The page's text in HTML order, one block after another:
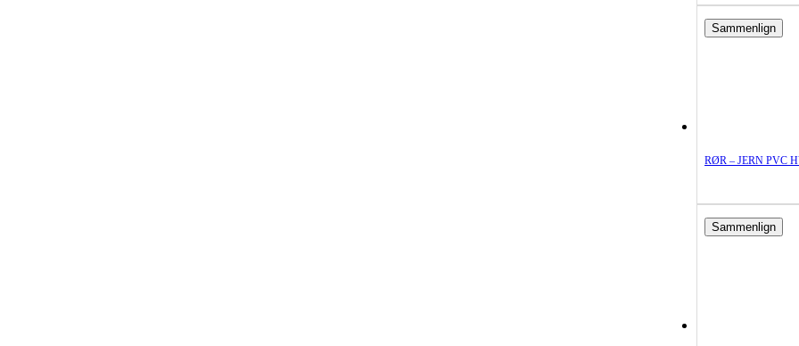
Sammenlign
RØR – JERN PVC
Sammenlign